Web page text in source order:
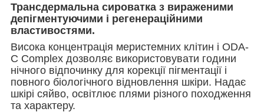
Трансдермальна сироватка з вираженими
депігментуючими і регенераційними
властивостями.
Висока концентрація меристемних клітин і ODA-
C Complex дозволяє використовувати години
нічного відпочинку для корекції пігментації і
повного біологічного відновлення шкіри. Надає
шкірі сяйво, освітлює плями різного походження
та характеру.